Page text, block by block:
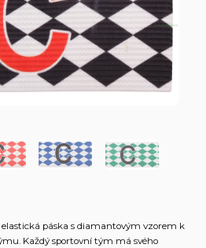
páska s diamantovým vzorem k
Každý sportovní tým má svého